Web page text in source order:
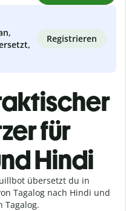
Registrieren
für
Hindi
übersetzt du in
Tagalog nach Hindi und
Tagalog.